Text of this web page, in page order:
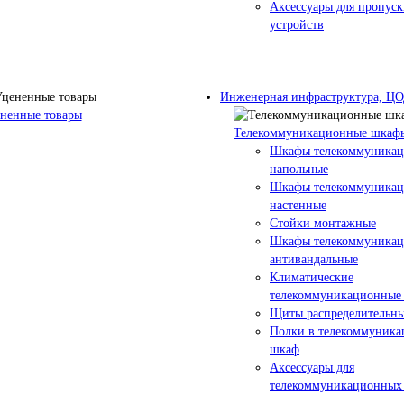
Аксессуары для
устройств
товары
Инженерная инфраструктура,
Телекоммуникационные
Шкафы
напольные
Шкафы
настенные
Стойки монтажные
Шкафы
антивандальные
Климатические
Щиты
Полки в
шкаф
Аксессуары для